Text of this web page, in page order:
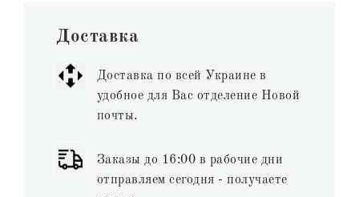
Доставка
Доставка по всей Украине в
удобное для Вас отделение Новой
почты.
Заказы до 16:00 в рабочие дни
отправляем сегодня - получаете